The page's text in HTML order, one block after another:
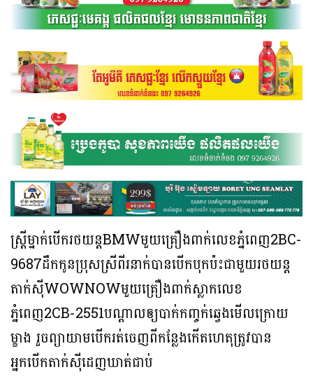
ស្រី្តម្នាក់បើករថយន្តBMWមួយគ្រឿងពាក់លេខភ្នំពេញ2BC-
9687ដឹកកូនប្រុសស្រីពីរនាក់បានបើកបុកប៉ះជាមួយរថយន្ត
តាក់ស៊ីWOWNOWមួយគ្រឿងពាក់ស្លាកលេខ
ភ្នំពេញ2CB-2551បណ្តាលឲ្យបាក់កញ្ចក់ឆ្វេងមើលក្រោយ
ម្ខាង រួចព្យាយាមបើករត់ចេញពីកន្លែងកើតហេតុត្រូវបាន
អ្នកបើកតាក់សុីដេញឃាត់ជាប់